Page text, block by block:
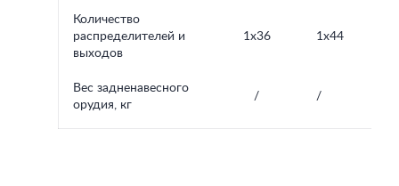
Количество
распределителей и
выходов
1x36 1x44
Вес задненавесного
орудия, кг
/ /